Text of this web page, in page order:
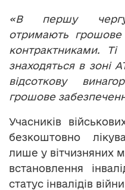
«В першу чергу,
отримають грошове
контрактниками. Ті
знаходяться в зоні
відсоткову
грошове
Учасників
безкоштовно
лише у вітчизняних
встановлення
статус інвалідів